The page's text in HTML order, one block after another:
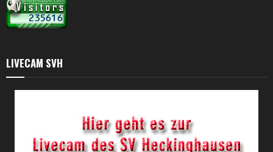
LIVECAM SVH